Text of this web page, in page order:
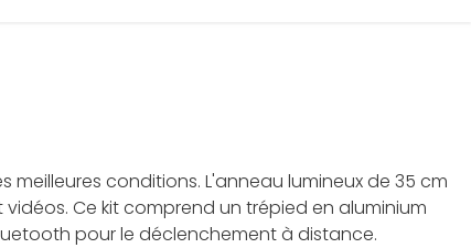
meilleures conditions. L'anneau lumineux de 35 cm
Ce kit comprend un trépied en aluminium
pour le déclenchement à distance.